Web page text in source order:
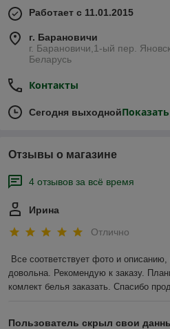
Работает с 11.01.2015
г. Барановичи
г. Барановичи,1-ый пер.
Беларусь
Контакты
Сегодня выходной
Отзывы о магазине
4 отзывов за всё время
Ирина
Отлично
Все соответствует фото и описанию,
довольна. Рекомендую к заказу.
комлект белья заказать. Спасибо
Пользователь скрыл свои